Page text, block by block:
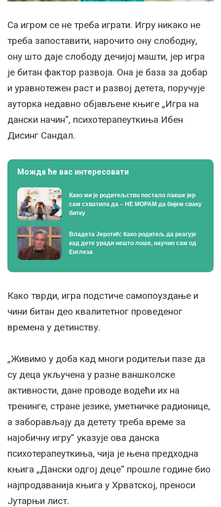
Са игром се не треба играти. Игру никако не
треба запоставити, нарочито ону слободну,
ону што даје слободу дечијој машти, јер игра
је битан фактор развоја. Она је база за добар
и уравнотежен раст и развој детета, поручује
ауторка недавно објављене књиге „Игра на
дански начин“, психотерапеуткиња Ибен
Дисинг Сандал.
Можда ће вас интересовати
Како ми је родитељство постало лакше јер
сам схватила да – НЕ МОРАМ да бијем сваку
битку
Владета Јеротић: Како родитељ да реагује
кад дете уради нешто лоше, научио сам од
Енглеза
Како тврди, игра подстиче самопоуздање и
чини битан део квалитетног проведеног
времена у детинству.
„Живимо у доба кад многи родитељи пазе да
су деца укључена у разне ваншколске
активности, дане проводе водећи их на
тренинге, стране језике, уметничке радионице,
а заборављају да детету треба време за
најобичну игру” указује ова данска
психотерапеуткиња, чија је њена предходна
књига „Дански одгој деце“ прошле године био
најпродаванија књига у Хрватској, преноси
Јутарњи лист.